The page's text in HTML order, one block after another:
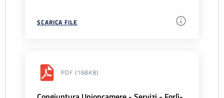
SCARICA FILE
PDF (168KB)